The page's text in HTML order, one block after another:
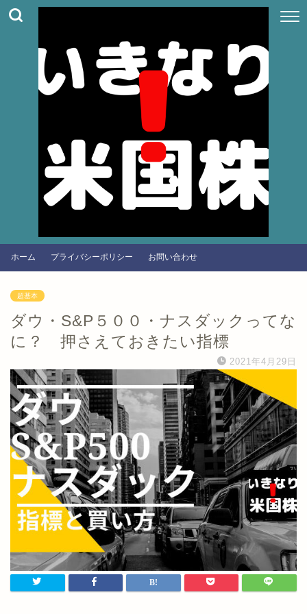
ホーム プライバシーポリシー お問い合わせ
超基本
ダウ・S&P５００・ナスダックってな
に？ 押さえておきたい指標
2021年4月29日